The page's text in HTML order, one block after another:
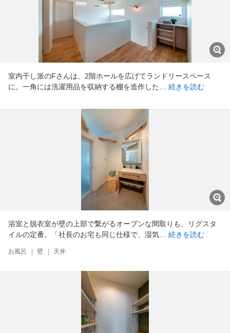
室内干し派のFさんは、2階ホールを広げてランドリースペース
に。一角には洗濯用品を収納する棚を造作した… 続きを読む
浴室と脱衣室が壁の上部で繋がるオープンな間取りも、リグスタ
イルの定番。「社長のお宅も同じ仕様で、湿気… 続きを読む
お風呂 壁 天井